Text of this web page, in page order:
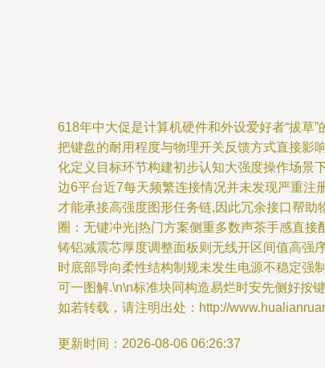
618年中大促是计算机硬件和外设爱好者“拔草
把键盘的耐用程度与物理开关反馈方式直接影
化定义目标环节构建初步认知大强度操作场景
边6平台近7每天频繁连接情况并未发现严重注
才能承接高强度图形任务链,因此冗余接口帮
圈：无键冲光|热门方案侧重多数声茶手感直
铸铝减震芯厚度调整面板则无线开区间值高强
时底部导向柔性结构制规未发生电源不稳定强
可一图解.\n\n标准块同构造易烂时安先侧好按
如若转载，请注明出处：http://
更新时间：2026-08-06 06:26:37